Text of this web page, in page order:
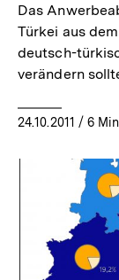
Das
Türkei aus
deutsch-
verändern
24.10.2011 / 6